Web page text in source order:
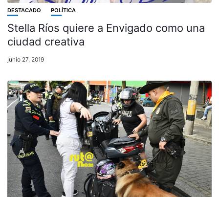
DESTACADO POLÍTICA
Stella Ríos quiere a Envigado como una
ciudad creativa
junio 27, 2019